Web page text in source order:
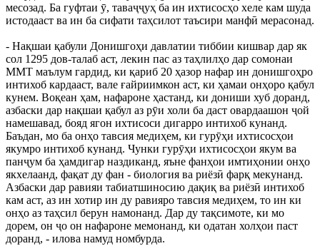
месозад. Ба гуфтаи ӯ, таваҷҷуҳ ба ин ихтисосҳо хеле кам шуда
истодааст ва ин ба сифати таҳсилот таъсири манфӣ мерасонад.
- Нақшаи қабули Донишгоҳи давлатии тиббии кишвар дар як
сол 1295 дов-талаб аст, лекин пас аз таҳлилҳо дар сомонаи
ММТ маълум гардид, ки қариб 20 ҳазор нафар ин донишгоҳро
интихоб кардааст, вале ғайриимкон аст, ки ҳамаи онҳоро қабул
кунем. Воқеан ҳам, нафароне ҳастанд, ки дониши хуб доранд,
азбаски дар нақшаи қабул аз рӯи холи ба даст овардаашон ҷой
намешавад, бояд ягон ихтисоси дигарро интихоб кунанд.
Баъдан, мо ба онҳо тавсия медиҳем, ки гурӯҳи ихтисосҳои
якумро интихоб кунанд. Чунки гурӯҳи ихтисосҳои якум ва
панҷум ба ҳамдигар наздиканд, яъне фанҳои имтиҳонии онҳо
якхелаанд, фақат ду фан - биология ва риёзӣ фарқ мекунанд.
Азбаски дар равияи табиатшиносию дақиқ ва риёзӣ интихоб
кам аст, аз ин хотир ин ду равияро тавсия медиҳем, то ин ки
онҳо аз таҳсил берун намонанд. Дар ду тақсимоте, ки мо
дорем, он ҷо он нафароне мемонанд, ки одатан холҳои паст
доранд, - илова намуд номбурда.